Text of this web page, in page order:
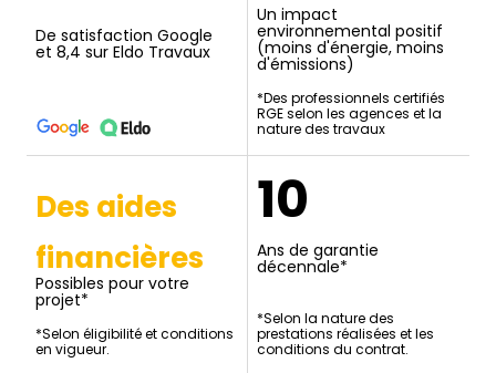
De satisfaction Google
et 8,4 sur Eldo Travaux
Un impact
environnemental positif
(moins d'énergie, moins
d'émissions)
*Des professionnels certifiés
RGE selon les agences et la
nature des travaux
Des aides
financières
Possibles pour votre
projet*
*Selon éligibilité et conditions
en vigueur.
10
Ans de garantie
décennale*
*Selon la nature des
prestations réalisées et les
conditions du contrat.